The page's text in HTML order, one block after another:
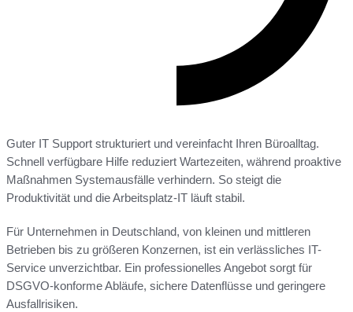
Guter IT Support strukturiert und vereinfacht Ihren Büroalltag.
Schnell verfügbare Hilfe reduziert Wartezeiten, während proaktive
Maßnahmen Systemausfälle verhindern. So steigt die
Produktivität und die Arbeitsplatz-IT läuft stabil.
Für Unternehmen in Deutschland, von kleinen und mittleren
Betrieben bis zu größeren Konzernen, ist ein verlässliches IT-
Service unverzichtbar. Ein professionelles Angebot sorgt für
DSGVO-konforme Abläufe, sichere Datenflüsse und geringere
Ausfallrisiken.